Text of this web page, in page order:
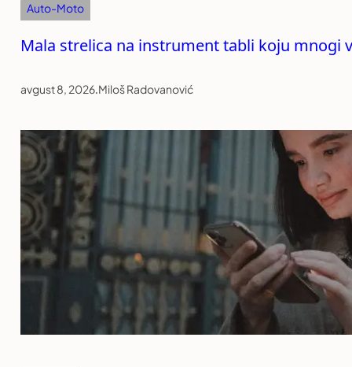
Auto-Moto
Mala strelica na instrument tabli koju mnogi
avgust 8, 2026.Miloš Radovanović